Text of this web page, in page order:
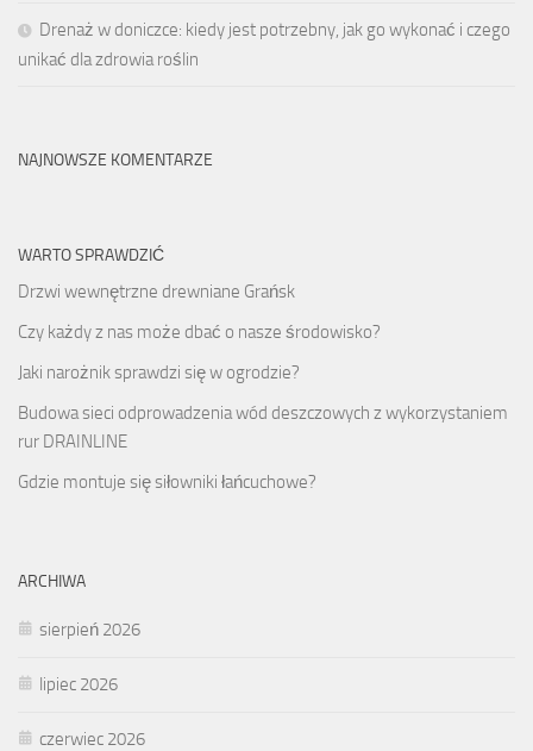
Drenaż w doniczce: kiedy jest potrzebny, jak go wykonać i czego
unikać dla zdrowia roślin
NAJNOWSZE KOMENTARZE
WARTO SPRAWDZIĆ
Drzwi wewnętrzne drewniane Grańsk
Czy każdy z nas może dbać o nasze środowisko?
Jaki narożnik sprawdzi się w ogrodzie?
Budowa sieci odprowadzenia wód deszczowych z wykorzystaniem
rur DRAINLINE
Gdzie montuje się siłowniki łańcuchowe?
ARCHIWA
sierpień 2026
lipiec 2026
czerwiec 2026